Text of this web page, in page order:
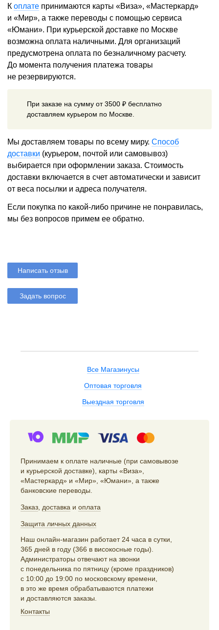
К оплате принимаются карты «Виза», «Мастеркард»
и «Мир», а также переводы с помощью сервиса
«Юмани». При курьерской доставке по Москве
возможна оплата наличными. Для организаций
предусмотрена оплата по безналичному расчету.
До момента получения платежа товары
не резервируются.
При заказе на сумму от 3500 ₽ бесплатно
доставляем курьером по Москве.
Мы доставляем товары по всему миру. Способ
доставки (курьером, почтой или самовывоз)
выбирается при оформлении заказа. Стоимость
доставки включается в счет автоматически и зависит
от веса посылки и адреса получателя.
Если покупка по какой-либо причине не понравилась,
мы без вопросов примем ее обратно.
Написать отзыв
Задать вопрос
Все Магазинусы
Оптовая торговля
Выездная торговля
Принимаем к оплате наличные (при самовывозе
и курьерской доставке), карты «Виза»,
«Мастеркард» и «Мир», «Юмани», а также
банковские переводы.
Заказ доставка и оплата
Защита личных данных
Наш онлайн-магазин работает 24 часа в сутки,
365 дней в году (366 в високосные годы).
Администраторы отвечают на звонки
с понедельника по пятницу (кроме праздников)
с 10:00 до 19:00 по московскому времени,
в это же время обрабатываются платежи
и доставляются заказы.
Контакты